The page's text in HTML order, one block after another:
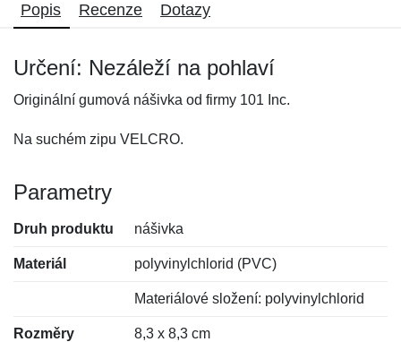
Popis Recenze Dotazy
Určení: Nezáleží na pohlaví
Originální gumová nášivka od firmy 101 Inc.
Na suchém zipu VELCRO.
Parametry
Druh produktu nášivka
Materiál polyvinylchlorid (PVC)
Materiálové složení: polyvinylchlorid
Rozměry 8,3 x 8,3 cm